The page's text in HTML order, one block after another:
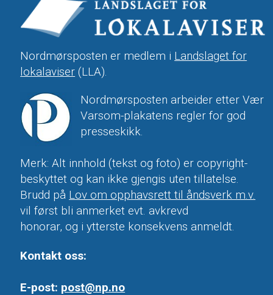
Nordmørsposten er medlem i Landslaget for
lokalaviser (LLA).
Nordmørsposten arbeider etter Vær
Varsom-plakatens regler for god
presseskikk.
Merk: Alt innhold (tekst og foto) er copyright-
beskyttet og kan ikke gjengis uten tillatelse.
Brudd på Lov om opphavsrett til åndsverk m.v.
vil først bli anmerket evt. avkrevd
honorar, og i ytterste konsekvens anmeldt.
Kontakt oss:
E-post: post@np.no